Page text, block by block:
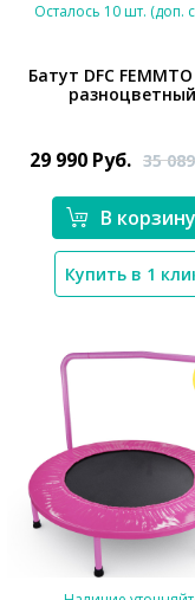
Осталось 10 шт. (доп.
Батут DFC
разноцветный
29 990 Руб. 35
В корзину
Купить в 1